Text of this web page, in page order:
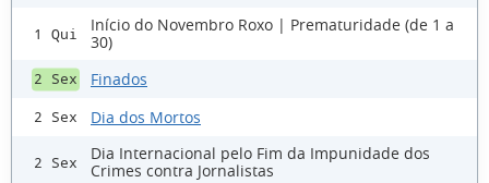
1 Qui
Início do Novembro Roxo | Prematuridade (de 1 a
30)
2 Sex Finados
2 Sex Dia dos Mortos
2 Sex
Dia Internacional pelo Fim da Impunidade dos
Crimes contra Jornalistas